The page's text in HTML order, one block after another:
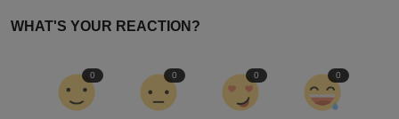
WHAT'S YOUR REACTION?
0 0 0 0